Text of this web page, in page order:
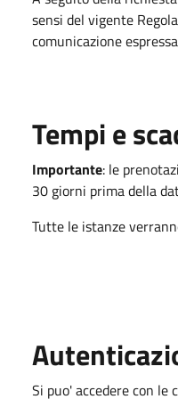
sensi del vigente
comunicazione
Tempi e
Importante: le
30 giorni prima della
Tutte le istanze
Si puo' accedere con le